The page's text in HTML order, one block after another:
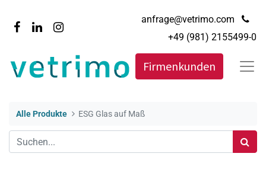
anfrage@vetrimo.com
+49 (981) 2155499-0
Firmenkunden
Alle Produkte ESG Glas auf Maß